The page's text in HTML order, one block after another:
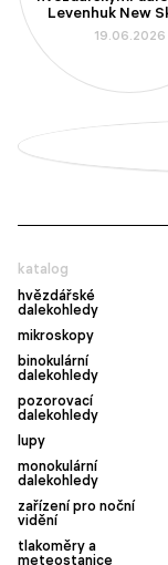
Levenhuk New
19.06.2026
katalog
hvězdářské
dalekohledy
mikroskopy
binokulární
dalekohledy
pozorovací
dalekohledy
lupy
monokulární
dalekohledy
zařízení pro noční
vidění
tlakoměry a
meteostanice